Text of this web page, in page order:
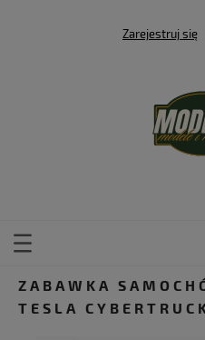
Zarejestruj się
ZABAWKA
TESLA